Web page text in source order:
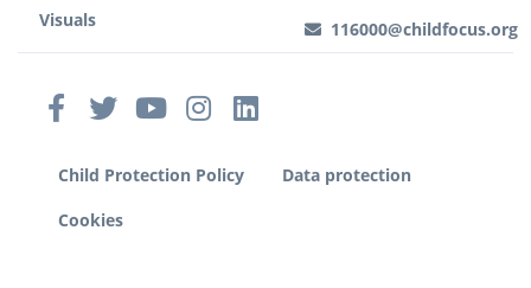
Visuals
116000@childfocus.org
Child Protection Policy
Data protection
Cookies